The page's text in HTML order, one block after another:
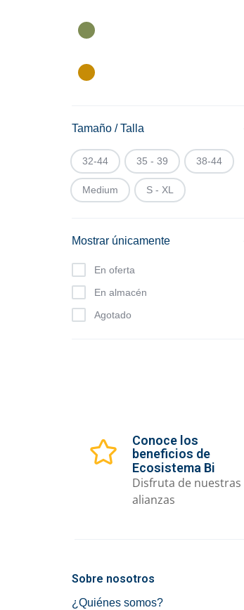
Tamaño / Talla
32-44 35 - 39 38-44
Medium S - XL
Mostrar únicamente
En oferta
En almacén
Agotado
Conoce los
beneficios de
Ecosistema Bi
Disfruta de nuestras
alianzas
Sobre nosotros
¿Quiénes somos?